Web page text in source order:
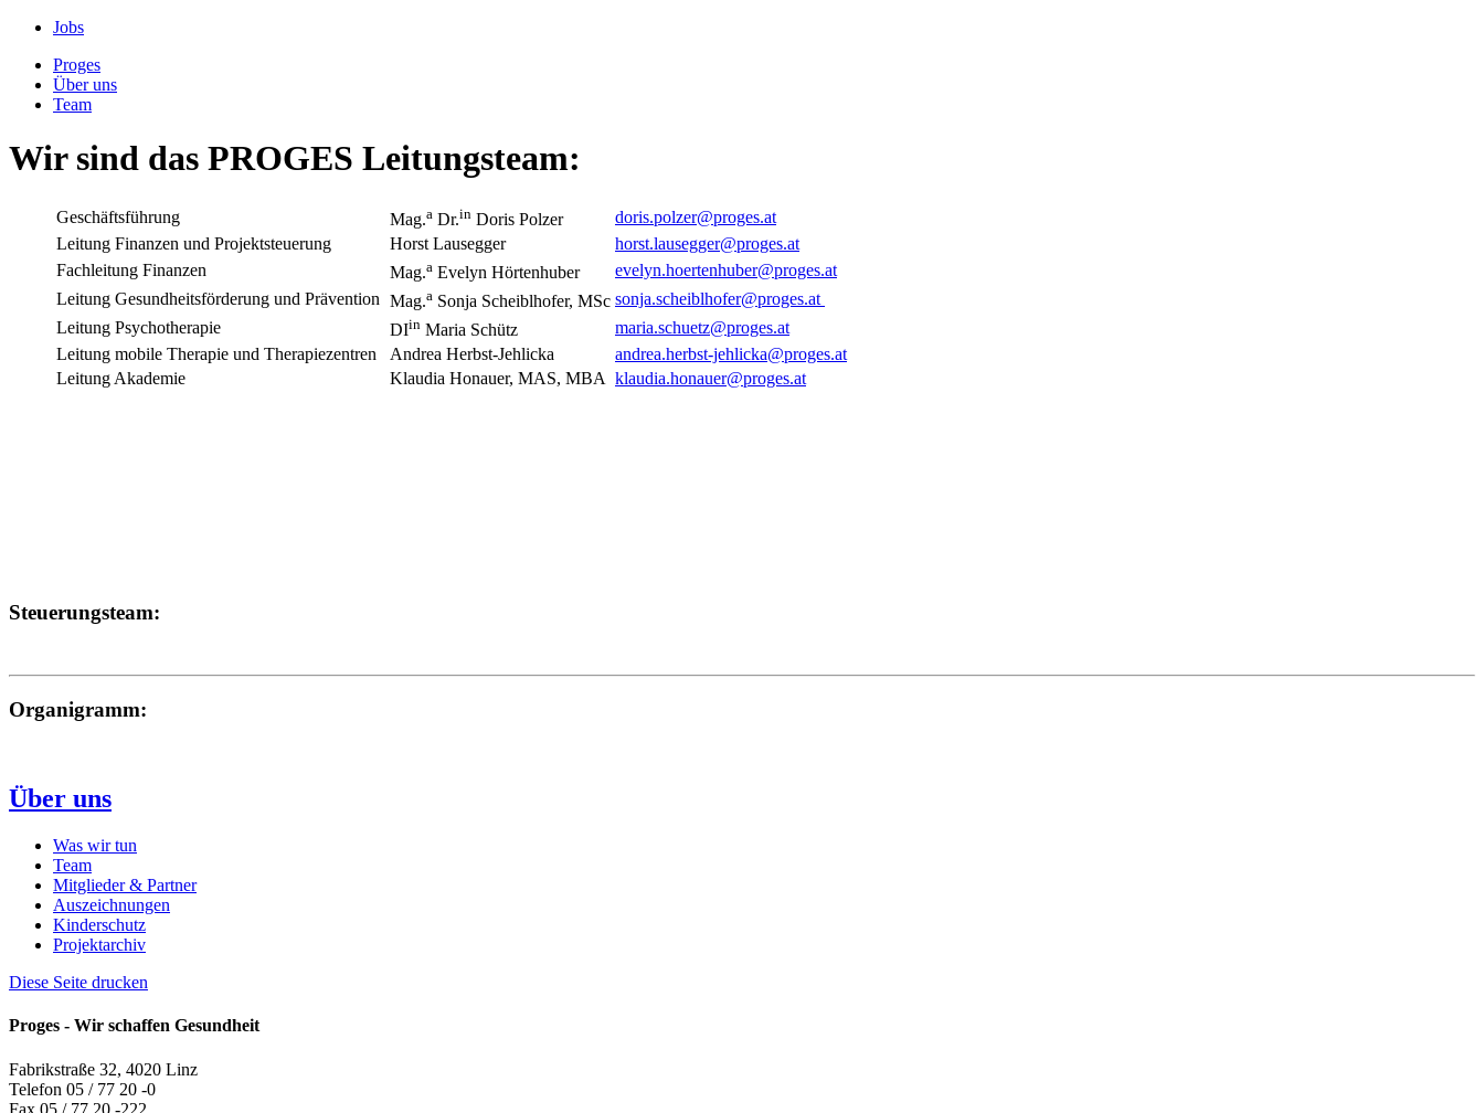
Jobs
Proges
Über uns
Team
Wir sind das PROGES Leitungsteam:
Geschäftsführung Mag.a Dr.in Doris Polzer doris.polzer@proges.at
Leitung Finanzen und Projektsteuerung
Horst Lausegger horst.lausegger@proges.at
Fachleitung Finanzen
Mag.a Evelyn Hörtenhuber evelyn.hoertenhuber@proges.at
Leitung Gesundheitsförderung und Prävention Mag.a Sonja Scheiblhofer, MSc sonja.scheiblhofer@proges.at
Leitung Psychotherapie
DIin Maria Schütz maria.schuetz@proges.at
Leitung mobile Therapie und Therapiezentren
Andrea Herbst-Jehlicka
andrea.herbst-jehlicka@proges.at
Leitung Akademie
Klaudia Honauer, MAS, MBA klaudia.honauer@proges.at
Steuerungsteam:
Organigramm:
Über uns
Was wir tun
Team
Mitglieder & Partner
Auszeichnungen
Kinderschutz
Projektarchiv
Diese Seite drucken
Proges - Wir schaffen Gesundheit
Fabrikstraße 32, 4020 Linz
Telefon 05 / 77 20 -0
Fax 05 / 77 20 -222